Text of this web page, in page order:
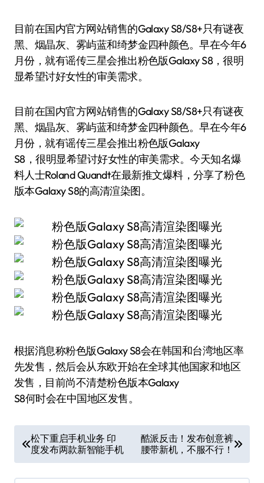
目前在国内官方网站销售的Galaxy S8/S8+只有谜夜
黑、烟晶灰、雾屿蓝和绮梦金四种颜色。早在今年6
月份，就有谣传三星会推出粉色版Galaxy S8，很明
显希望讨好女性的审美需求。
目前在国内官方网站销售的Galaxy S8/S8+只有谜夜
黑、烟晶灰、雾屿蓝和绮梦金四种颜色。早在今年6
月份，就有谣传三星会推出粉色版Galaxy
S8，很明显希望讨好女性的审美需求。今天知名爆
料人士Roland Quandt在最新推文爆料，分享了粉色
版本Galaxy S8的高清渲染图。
根据消息称粉色版Galaxy S8会在韩国和台湾地区率
先发售，然后会从东欧开始在全球其他国家和地区
发售，目前尚不清楚粉色版本Galaxy
S8何时会在中国地区发售。
章
导
松下重启手机业务 印
度发布两款新智能手机
酷派反击！发布创意裤
腰带新机，不服不行！